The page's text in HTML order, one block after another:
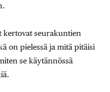
kertovat seurakuntien
on pielessä ja mitä pitäisi
se käytännössä